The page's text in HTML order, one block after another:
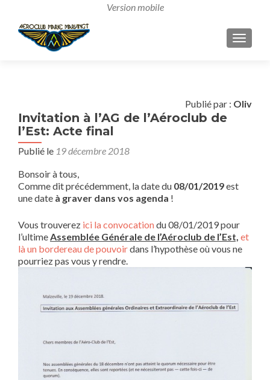
Publié par : Oliv
Invitation à l’AG de l’Aéroclub de
l’Est: Acte final
Publié le 19 décembre 2018
Bonsoir à tous,
Comme dit précédemment, la date du 08/01/2019est
une date à graver dans vos agenda !
Vous trouverez ici la convocationdu 08/01/2019 pour
l’ultimeAssemblée Générale de l’Aéroclub de l’Est, et
là un bordereau de pouvoirdans l’hypothèse où vous ne
pourriez pas vous y rendre.